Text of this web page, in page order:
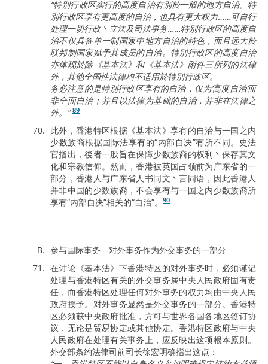
“特别行政区实行的高度自治有别於一般的地方自治。特
别行政区享有更高度的自治，也具有更大权力……可自行
处理一切行政丶立法及司法事务……特别行政区的高度自
治不仅具备单一制国家中地方自治的特色，而且远大於
联邦制国家赋予其成员的自治。特别行政区的高度自治
亦体现於除《基本法》和《基本法》附件三所列的法律
外，其他全国性法律均不适用於特别行政区。
务必注意的是特别行政区享有的自治，仅为‘高度自治’而
非全面自治；并且以法律为基础的自治，并非在法律之
外。”89
此外，香港特区根据《基本法》享有的自治与一国之内
少数族裔根据国际法享有的“内部自决”有所不同。史法
官指出，後者一般旨在保障少数族裔的权利丶保存其文
化和宗教信仰。然而，香港被英国占领前为广东省的一
部分，香港人与广东省人书同文丶言同语，因此香港人
并非中国的少数族裔，不会享有与一国之内少数族裔所
享有“内部自决”相关的“自治”。
90
参与国际事务—对外事务作为外交事务的一部分
在讨论《基本法》下香港特区的对外事务时，必须谨记
处理与香港特区有关的外交事务属中央人民政府固有责
任，而香港特区处理任何对外事务的权力均由中央人民
政府授予。对外事务显然是外交事务的一部分。香港特
区必须获中央政府批准，方可与世界各国各地区签订协
议，无论是贸易协定或其他协定。香港特区政府与中央
人民政府在处理有关事务上，应反映出这项根本原则。
外交部条约法律司前司长徐宏明确指出这点：